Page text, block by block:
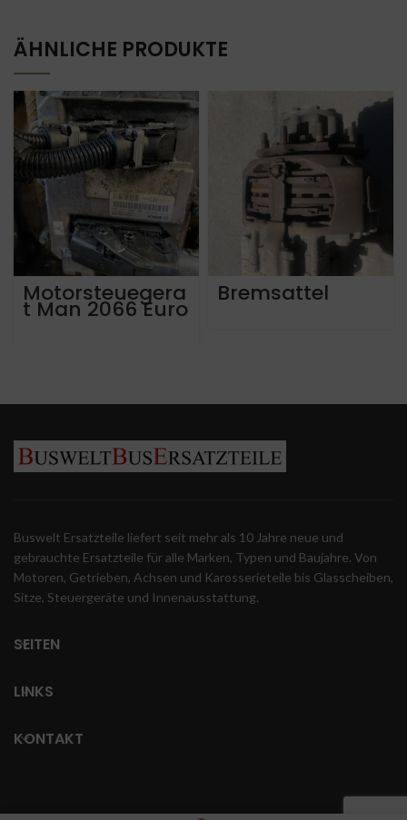
ÄHNLICHE PRODUKTE
Motorsteuegera
t Man 2066 Euro
5 Euro 6.
2019
Bremsattel
Buswelt Ersatzteile liefert seit mehr als 10 Jahre neue und
gebrauchte Ersatzteile für alle Marken, Typen und Baujahre. Von
Motoren, Getrieben, Achsen und Karosserieteile bis Glasscheiben,
Sitze, Steuergeräte und Innenausstattung.
SEITEN
LINKS
KONTAKT